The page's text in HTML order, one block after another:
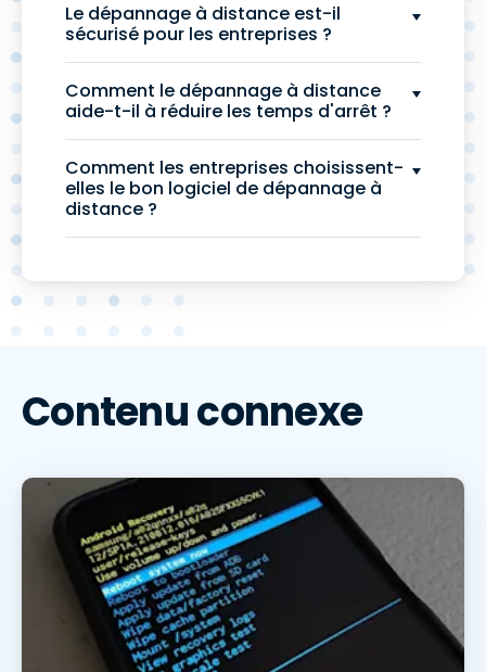
Le dépannage à distance est-il
sécurisé pour les entreprises ?
Comment le dépannage à distance
aide-t-il à réduire les temps d'arrêt ?
Comment les entreprises choisissent-
elles le bon logiciel de dépannage à
distance ?
Contenu connexe